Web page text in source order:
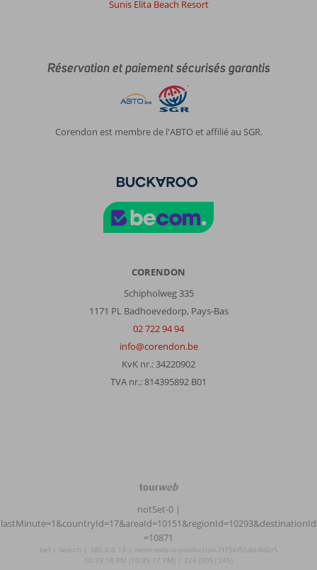
Sunis Elita Beach Resort
Réservation et paiement sécurisés garantis
Corendon est membre de l'ABTO et affilié au SGR.
CORENDON
Schipholweg 335
1171 PL Badhoevedorp, Pays-Bas
02 722 94 94
info@corendon.be
KvK nr.: 34220902
TVA nr.: 814395892 B01
TourWeb
©
NetMatch
notSet-0 |
lastMinute=1&countryId=17&areaId=10151&regionId=10293&destinationId
=10871
bef | Search | 380.0.0.13 | netm-web-ui-production-7f756f55dd-8d2r5
10:39:18 PM (10:39:17 PM) | 326 (305|245)